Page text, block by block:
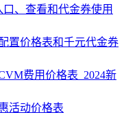
、查看和代金券使用
置价格表和千元代金券
费用价格表_2024新
活动价格表